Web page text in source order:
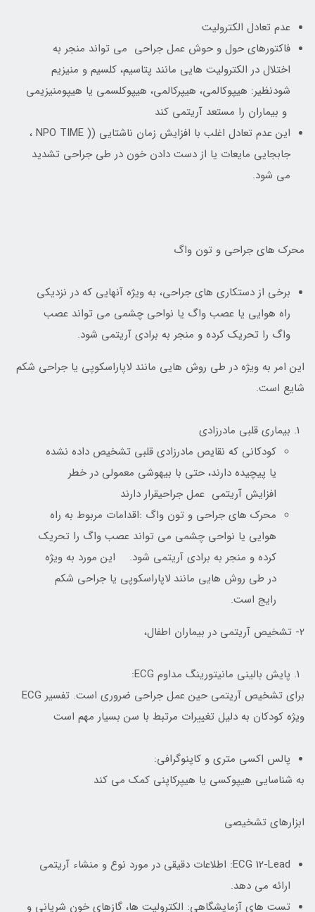
عدم تعادل الکترولیت
فاکتورهای حول و حوش عمل جراحی می تواند منجر به
اختلال در الکترولیت هایی مانند پتاسیم، کلسیم و منیزیم
شودنظیر: هیپوکالمی، هیپرکالمی، هیپوکلسمی یا هیپومنیزیمی
و بیماران را مستعد آریتمی کند
این عدم تعادل اغلب با افزایش زمان ناشتایی (( NPO TIME ،
جابجایی مایعات یا از دست دادن خون در طی جراحی تشدید
می شود.
محرک های جراحی و تون واگ
برخی از دستکاری های جراحی، به ویژه آنهایی که در نزدیکی
راه هوایی یا عصب واگ یا نواحی چشمی می تواند عصب
واگ را تحریک کرده و منجر به برادی آریتمی شود.
این امر به ویژه در طی روش هایی مانند لاپاراسکوپی یا جراحی شکم
شایع است.
بیماری قلبی مادرزادی
کودکانی که نقایص مادرزادی قلبی تشخیص داده نشده
یا پیچیده دارند، حتی با بیهوشی معمولی در خطر
افزایش آریتمی عمل جراحیقرار دارند
محرک های جراحی و تون واگ :اقدامات مربوط به راه
هوایی یا نواحی چشمی می تواند عصب واگ را تحریک
کرده و منجر به برادی آریتمی شود. این مورد به ویژه
در طی روش هایی مانند لاپاراسکوپی یا جراحی شکم
رایج است.
2- تشخیص آریتمی در بیماران اطفال،
پایش بالینی مانیتورینگ مداوم ECG:
برای تشخیص آریتمی حین عمل جراحی ضروری است. تفسیر ECG
ویژه کودکان به دلیل تغییرات مرتبط با سن بسیار مهم است
پالس اکسی متری و کاپنوگرافی:
به شناسایی هیپوکسی یا هیپرکاپنی کمک می کند
ابزارهای تشخیصی
ECG 12-Lead: اطلاعات دقیقی در مورد نوع و منشاء آریتمی
ارائه می دهد.
تست های آزمایشگاهی: الکترولیت ها، گازهای خون شریانی و